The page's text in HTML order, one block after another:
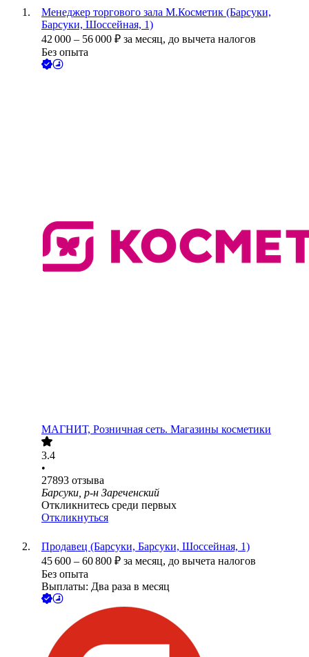
Менеджер торгового зала М.Косметик (Барсуки,
Барсуки, Шоссейная, 1)
42 000 – 56 000 ₽ за месяц, до вычета налогов
Без опыта
МАГНИТ, Розничная сеть. Магазины косметики
3.4
•
27893 отзыва
Барсуки, р-н Зареченский
Откликнитесь среди первых
Откликнуться
Продавец (Барсуки, Барсуки, Шоссейная, 1)
45 600 – 60 800 ₽ за месяц, до вычета налогов
Без опыта
Выплаты: Два раза в месяц